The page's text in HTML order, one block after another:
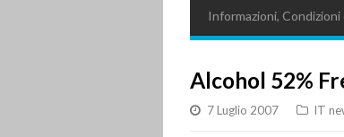
Informazioni, Condizioni
Alcohol 52%
7 Luglio 2007 IT